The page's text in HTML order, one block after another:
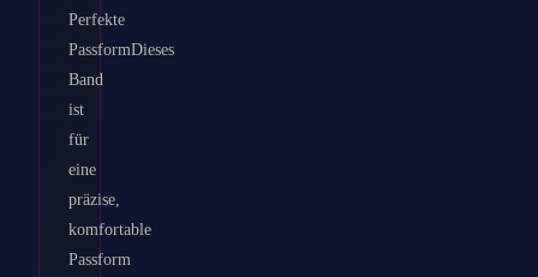
Perfekte
PassformDieses
Band
ist
für
eine
präzise,
komfortable
Passform